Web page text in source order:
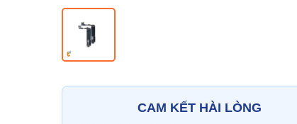
CAM KẾT HÀI LÒNG